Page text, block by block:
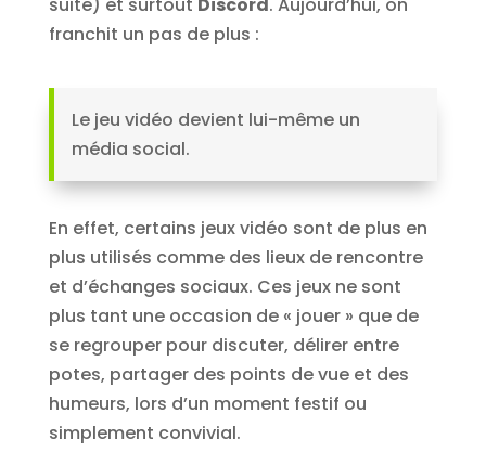
franchit un pas de plus :
Le jeu vidéo devient lui-même un
média social.
En effet, certains jeux vidéo sont de plus en
plus utilisés comme des lieux de rencontre
et d’échanges sociaux. Ces jeux ne sont
plus tant une occasion de « jouer » que de
se regrouper pour discuter, délirer entre
potes, partager des points de vue et des
humeurs, lors d’un moment festif ou
simplement convivial.